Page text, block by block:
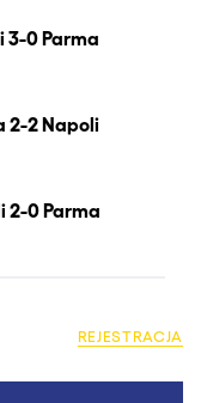
REJESTRACJA
3-0 Parma
2-2 Napoli
2-0 Parma